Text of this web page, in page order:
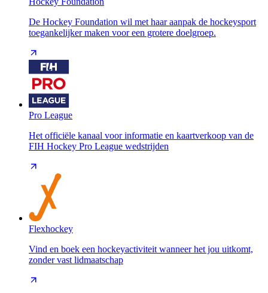
De Hockey Foundation wil met haar aanpak de hockeysport
toegankelijker maken voor een grotere doelgroep.
Pro League
Het officiële kanaal voor informatie en kaartverkoop van de
FIH Hockey Pro League wedstrijden
Flexhockey
Vind en boek een hockeyactiviteit wanneer het jou uitkomt,
zonder vast lidmaatschap